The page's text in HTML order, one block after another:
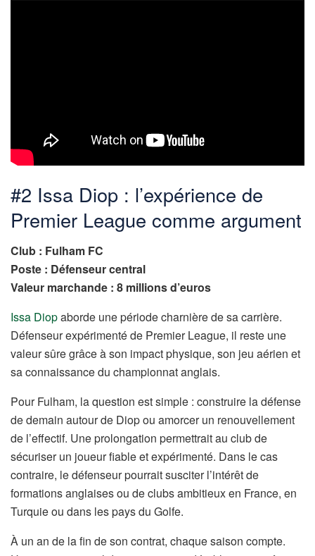
#2 Issa Diop : l’expérience de
Premier League comme argument
Club : Fulham FC
Poste : Défenseur central
Valeur marchande : 8 millions d’euros
Issa Diopaborde une période charnière de sa carrière.
Défenseur expérimenté de Premier League, il reste une
valeur sûre grâce à son impact physique, son jeu aérien et
sa connaissance du championnat anglais.
Pour Fulham, la question est simple : construire la défense
de demain autour de Diop ou amorcer un renouvellement
de l’effectif. Une prolongation permettrait au club de
sécuriser un joueur fiable et expérimenté. Dans le cas
contraire, le défenseur pourrait susciter l’intérêt de
formations anglaises ou de clubs ambitieux en France, en
Turquie ou dans les pays du Golfe.
À un an de la fin de son contrat, chaque saison compte.